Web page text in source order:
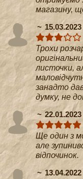
магазину,
15.03.2023
Трохи
листочки,
занадто
думку, не
22.01.2023
Ще один з
але
відпочинок.
13.04.2022